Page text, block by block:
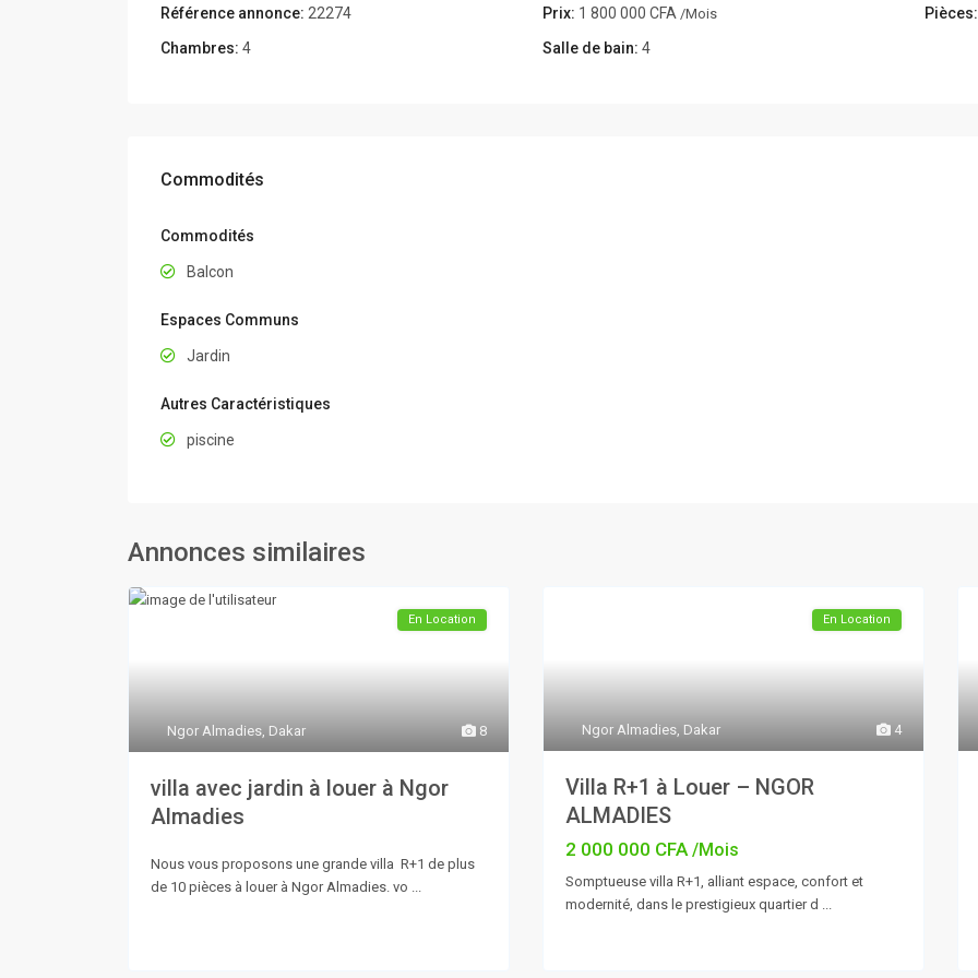
Référence annonce: 22274 Prix: 1 800 000 CFA /Mois
Pièces:
Chambres: 4 Salle de bain: 4
Commodités
Commodités
Balcon
Espaces Communs
Jardin
Autres Caractéristiques
piscine
Annonces similaires
8
Ngor Almadies Dakar
En Location
villa avec jardin à louer à Ngor
Almadies
Nous vous proposons une grande villa R+1 de plus
de 10 pièces à louer à Ngor Almadies. vo
4
Ngor Almadies, Dakar
En Location
Villa R+1 à Louer – NGOR
ALMADIES
2 000 000 CFA/Mois
Somptueuse villa R+1, alliant espace, confort et
modernité, dans le prestigieux quartier d ...